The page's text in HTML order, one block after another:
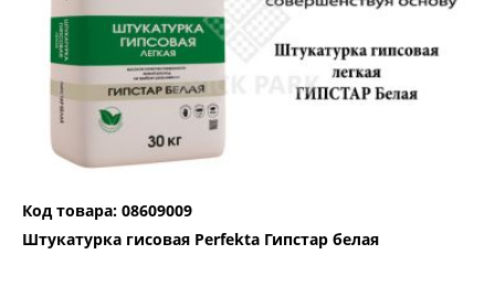
Код товара: 08609009
Штукатурка гисовая Perfekta Гипстар белая